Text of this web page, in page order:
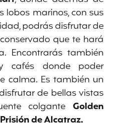
lobos marinos, con sus
podrás disfrutar de
que te hará
Encontrarás también
cafés donde poder
calma. Es también un
de bellas vistas
colgante Golden
de Alcatraz.